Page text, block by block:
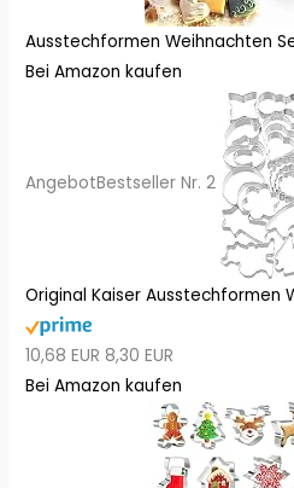
Ausstechformen Weihnachten
Bei Amazon kaufen
AngebotBestseller Nr. 2
Original Kaiser Ausstechformen
10,68 EUR 8,30 EUR
Bei Amazon kaufen